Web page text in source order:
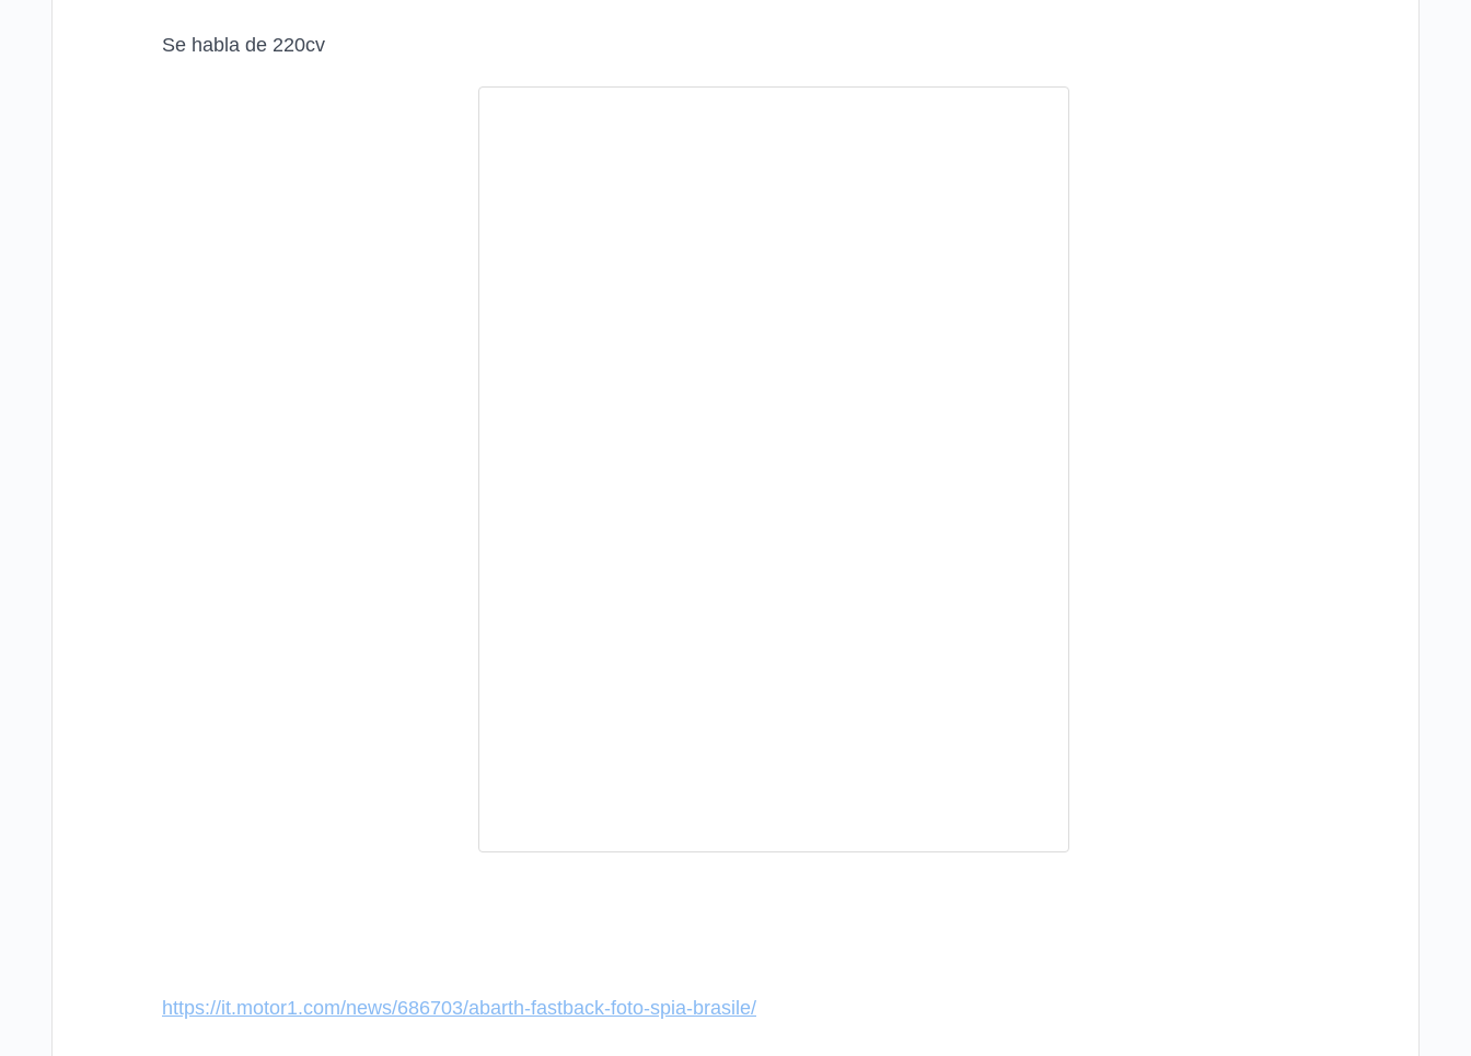
Se habla de 220cv
https://it.motor1.com/news/686703/abarth-fastback-foto-spia-brasile/